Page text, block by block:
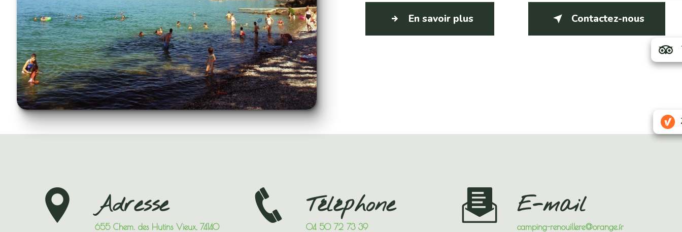
En savoir plus Contactez-nous
Adresse
655 Chem. des Hutins Vieux, 74140
Téléphone
04 50 72 73 39
E-mail
camping-renouillere@orange.fr